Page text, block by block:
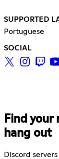
SUPPORTED
Portuguese
SOCIAL
Find
hang out
Discord